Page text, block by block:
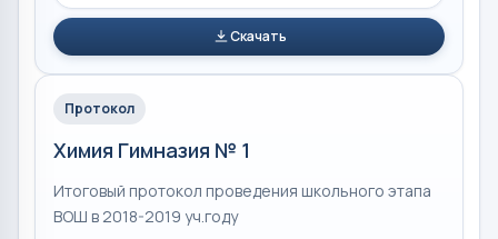
Скачать
Протокол
Химия Гимназия № 1
Итоговый протокол проведения школьного этапа
ВОШ в 2018-2019 уч.году